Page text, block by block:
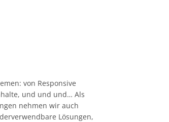
von Responsive
und und und… Als
nehmen wir auch
Lösungen,